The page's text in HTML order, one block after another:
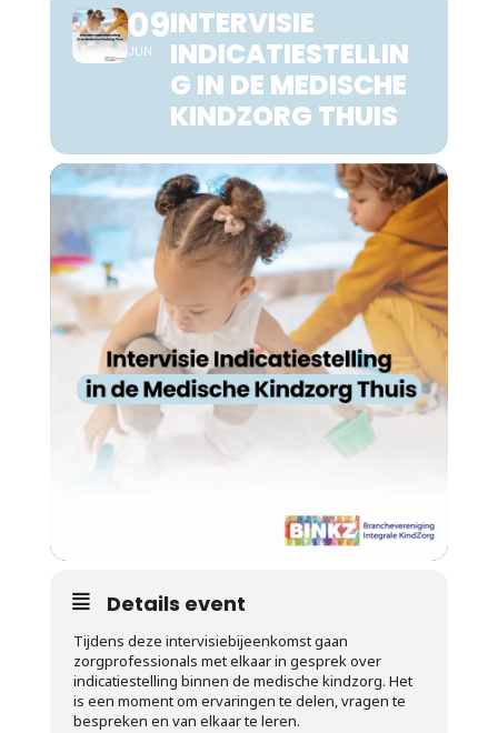
09
JUN
INTERVISIE
INDICATIESTELLIN
G IN DE MEDISCHE
KINDZORG THUIS
Details event
Tijdens deze intervisiebijeenkomst gaan
zorgprofessionals met elkaar in gesprek over
indicatiestelling binnen de medische kindzorg. Het
is een moment om ervaringen te delen, vragen te
bespreken en van elkaar te leren.